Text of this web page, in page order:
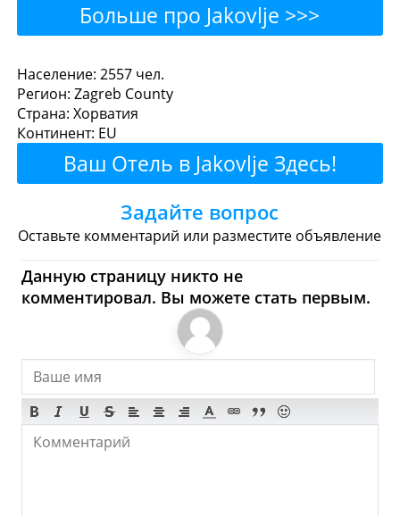
Больше про Jakovlje >>>
Jakovlje - Где поесть или
перекусить?
Рестораны Кафе Бары
Пиво
Булочные
Супермаркеты
Торговые Центры
Jakovlje - Где купить?
Магазины, Шоппинг
Продукты
Булочные
Супермаркеты
Торговые Центры
Мода
Население: 2557 чел.
Регион: Zagreb County
Страна: Хорватия
Континент: EU
Ваш Отель в Jakovlje Здесь!
Задайте вопрос
Оставьте комментарий или разместите объявление
Данную страницу никто не
комментировал. Вы можете стать первым.